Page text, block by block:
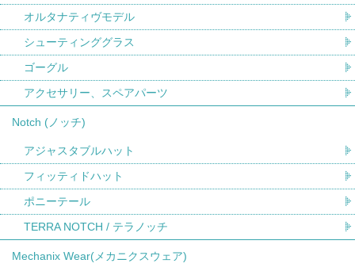
オルタナティヴモデル
シューティンググラス
ゴーグル
アクセサリー、スペアパーツ
Notch (ノッチ)
アジャスタブルハット
フィッティドハット
ポニーテール
TERRA NOTCH / テラノッチ
Mechanix Wear(メカニクスウェア)